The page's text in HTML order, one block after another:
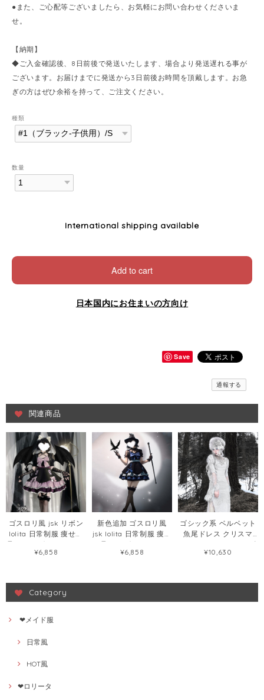
●また、ご心配等ございましたら、お気軽にお問い合わせくださいま
せ。
【納期】
◆ご入金確認後、8日前後で発送いたします、場合より発送遅れる事が
ございます。お届けまでに発送から3日前後お時間を頂戴します。お急
ぎの方はぜひ余裕を持って、ご注文ください。
種類
数量
International shipping available
Add to cart
日本国内にお住まいの方向け
Save
通報する
関連商品
ゴスロリ風 jsk リボン
lolita 日常制服 痩せて
見える リボン ロリータ
ワンピース57268065
¥6,858
新色追加 ゴスロリ風
jsk lolita 日常制服 痩せ
て見える ボウタイ ロリ
ータワンピース
¥6,858
ゴシック系 ベルベット
魚尾ドレス クリスマ
ス・ハロウィン ワンピ
ース125659284
¥10,630
Category
❤メイド服
日常風
HOT風
❤ロリータ